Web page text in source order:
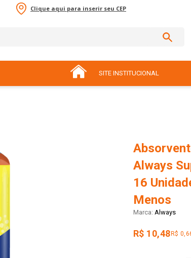
Clique aqui para inserir seu CEP
SITE INSTITUCIONAL
Always
16
Menos
Always
R$ 10,48R$